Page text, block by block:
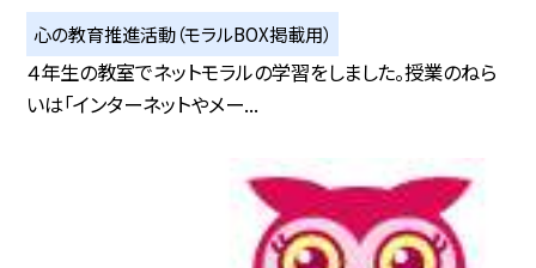
心の教育推進活動（モラルBOX掲載用）
４年生の教室でネットモラルの学習をしました。授業のねら
いは「インターネットやメー...